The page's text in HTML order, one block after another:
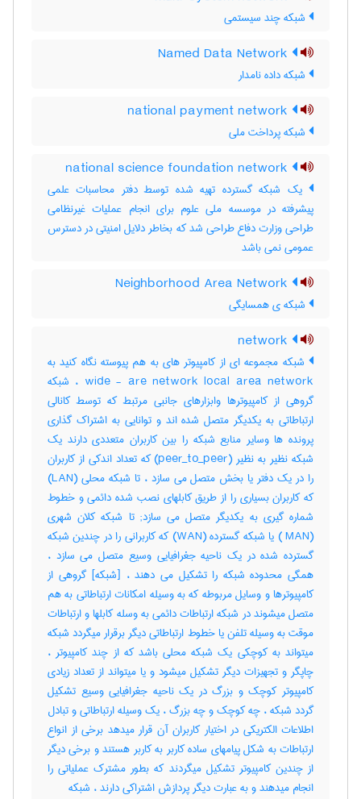
شبکه چند سیستمی
شبکه داده نامدار
شبکه پرداخت ملی
یک شبکه گسترده تهیه شده توسط دفتر محاسبات علمی
پیشرفته در موسسه ملی علوم برای انجام عملیات غیرنظامی
طراحی وزارت دفاع طراحی شد که بخاطر دلایل امنیتی در دسترس
عمومی نمی باشد
شبکه‌ ی همسایگی
شبکه مجموعه ای از کامپیوتر های به هم پیوسته نگاه کنید به
wide - are network local area network ، شبکه
گروهی از کامپیوترها وابزارهای جانبی مرتبط که توسط کانالی
ارتباطاتی به یکدیگر متصل شده اند و توانایی به اشتراک گذاری
پرونده ها وسایر منابع شبکه را بین کاربران متعددی دارند یک
شبکه نظیر به نظیر (peer_to_peer) که تعداد اندکی از کاربران
را در یک دفتر یا بخش متصل می سازد ، تا شبکه محلی (LAN)
که کاربران بسیاری را از طریق کابلهای نصب شده دائمی و خطوط
شماره گیری به یکدیگر متصل می سازد; تا شبکه کلان شهری
(MAN ) یا شبکه گسترده (WAN) که کاربرانی را در چندین شبکه
گسترده شده در یک ناحیه جغرافیایی وسیع متصل می سازد ،
همگی محدوده شبکه را تشکیل می دهند ، [شبکه] گروهی از
کامپیوترها و وسایل مربوطه که به وسیله امکانات ارتباطاتی به هم
متصل میشوند در شبکه ارتباطات دائمی به وسله کابلها و ارتباطات
موقت به وسیله تلفن یا خطوط ارتباطاتی دیگر برقرار میگردد شبکه
میتواند به کوچکی یک شبکه محلی باشد که از چند کامپیوتر ،
چاپگر و تجهیزات دیگر تشکیل میشود و یا میتواند از تعداد زیادی
کامپیوتر کوچک و بزرگ در یک ناحیه جغرافیایی وسیع تشکیل
گردد شبکه ، چه کوچک و چه بزرگ ، یک وسیله ارتباطاتی و تبادل
اطلاعات الکتریکی در اختیار کاربران آن قرار میدهد برخی از انواع
ارتباطات به شکل پیامهای ساده کاربر به کاربر هستند و برخی دیگر
از چندین کامپیوتر تشکیل میگردند که بطور مشترک عملیاتی را
انجام میدهند و به عبارت دیگر پردازش اشتراکی دارند ، ‌شبکه